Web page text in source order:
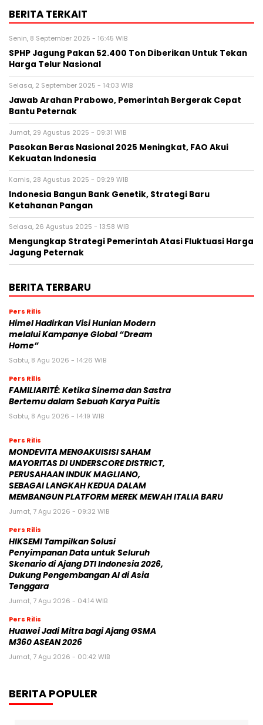
BERITA TERKAIT
Senin, 8 September 2025 - 16:45 WIB
SPHP Jagung Pakan 52.400 Ton Diberikan Untuk Tekan
Harga Telur Nasional
Selasa, 2 September 2025 - 14:03 WIB
Jawab Arahan Prabowo, Pemerintah Bergerak Cepat
Bantu Peternak
Jumat, 29 Agustus 2025 - 09:31 WIB
Pasokan Beras Nasional 2025 Meningkat, FAO Akui
Kekuatan Indonesia
Kamis, 28 Agustus 2025 - 09:29 WIB
Indonesia Bangun Bank Genetik, Strategi Baru
Ketahanan Pangan
Selasa, 26 Agustus 2025 - 13:58 WIB
Mengungkap Strategi Pemerintah Atasi Fluktuasi Harga
Jagung Peternak
BERITA TERBARU
Pers Rilis
Himel Hadirkan Visi Hunian Modern
melalui Kampanye Global “Dream
Home”
Sabtu, 8 Agu 2026 - 14:26 WIB
Pers Rilis
FAMILIARITÉ: Ketika Sinema dan Sastra
Bertemu dalam Sebuah Karya Puitis
Sabtu, 8 Agu 2026 - 14:19 WIB
Pers Rilis
MONDEVITA MENGAKUISISI SAHAM
MAYORITAS DI UNDERSCORE DISTRICT,
PERUSAHAAN INDUK MAGLIANO,
SEBAGAI LANGKAH KEDUA DALAM
MEMBANGUN PLATFORM MEREK MEWAH ITALIA BARU
Jumat, 7 Agu 2026 - 09:32 WIB
Pers Rilis
HIKSEMI Tampilkan Solusi
Penyimpanan Data untuk Seluruh
Skenario di Ajang DTI Indonesia 2026,
Dukung Pengembangan AI di Asia
Tenggara
Jumat, 7 Agu 2026 - 04:14 WIB
Pers Rilis
Huawei Jadi Mitra bagi Ajang GSMA
M360 ASEAN 2026
Jumat, 7 Agu 2026 - 00:42 WIB
BERITA POPULER